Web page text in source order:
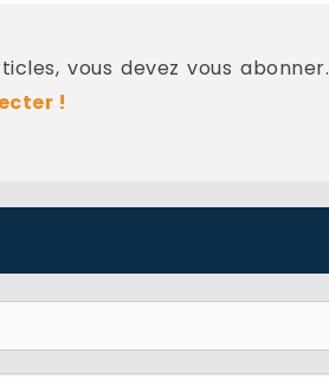
vous devez vous abonner.
!